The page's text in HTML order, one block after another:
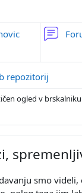
repozitorij
ogled v brskalniku
smo